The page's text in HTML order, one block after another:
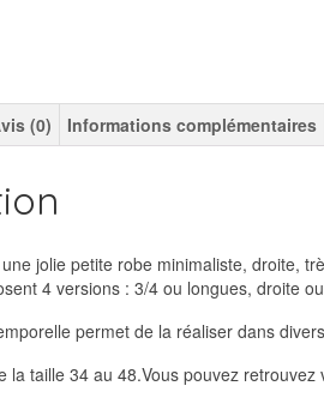
(0) Informations complémentaires
jolie petite robe minimaliste, droite,
4 versions : 3/4 ou longues, droite
permet de la réaliser dans
la taille 34 au 48.Vous pouvez retrouvez